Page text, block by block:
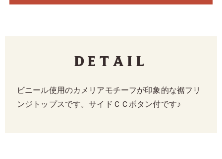
Detail
ビニール使用のカメリアモチーフが印象的な裾フリ
ンジトップスです。サイドＣＣボタン付です♪